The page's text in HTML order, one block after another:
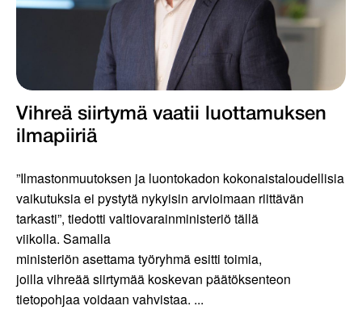
Vihreä siirtymä vaatii luottamuksen
ilmapiiriä
”Ilmastonmuutoksen ja luontokadon kokonaistaloudellisia
vaikutuksia ei pystytä nykyisin arvioimaan riittävän
tarkasti”, tiedotti valtiovarainministeriö tällä
viikolla. Samalla
ministeriön asettama työryhmä esitti toimia,
joilla vihreää siirtymää koskevan päätöksenteon
tietopohjaa voidaan vahvistaa. ...